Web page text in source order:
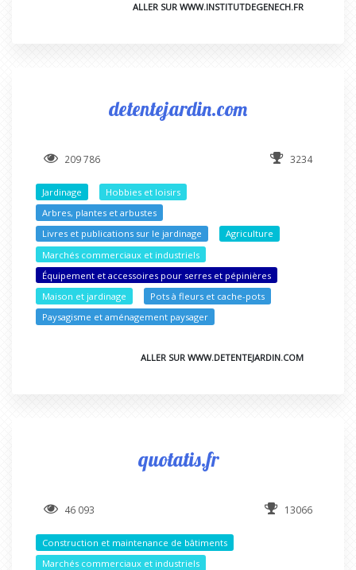
ALLER SUR WWW.INSTITUTDEGENECH.FR
detentejardin.com
209 786 3234
Jardinage
Hobbies et loisirs
Arbres, plantes et arbustes
Livres et publications sur le jardinage
Agriculture
Marchés commerciaux et industriels
Équipement et accessoires pour serres et pépinières
Maison et jardinage
Pots à fleurs et cache-pots
Paysagisme et aménagement paysager
ALLER SUR WWW.DETENTEJARDIN.COM
quotatis.fr
46 093 13066
Construction et maintenance de bâtiments
Marchés commerciaux et industriels